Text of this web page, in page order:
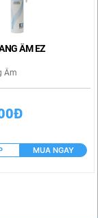
ÂM EZ
Âm
MUA NGAY